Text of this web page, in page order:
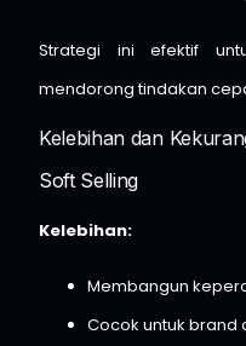
Strategi ini efektif
mendorong tindakan
Kelebihan dan
Soft Selling
Kelebihan:
Membangun
Cocok untuk brand